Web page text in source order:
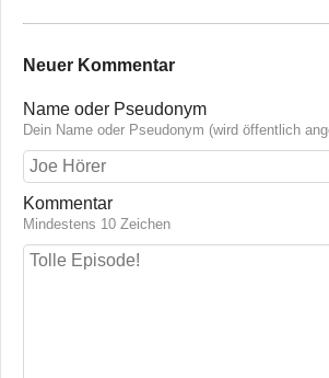
Neuer Kommentar
Name oder Pseudonym
Dein Name oder Pseudonym (wird öffentlich
Kommentar
Mindestens 10 Zeichen